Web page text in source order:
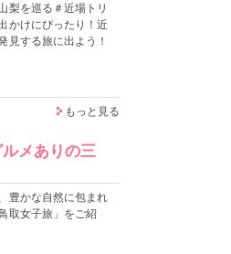
梨を巡る＃近場トリ
かけにぴったり！近
見する旅に出よう！
もっと見る
メありの三
豊かな自然に包まれ
取女子旅」をご紹